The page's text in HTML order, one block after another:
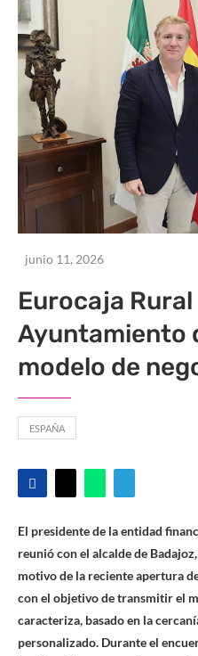
junio 11, 2026
Eurocaja
Ayuntamiento
modelo de
ESPAÑA
El presidente de la entidad
reunió con el alcalde de
motivo de la reciente apertura
con el objetivo de transmitir el
caracteriza, basado en la
personalizado. Durante el